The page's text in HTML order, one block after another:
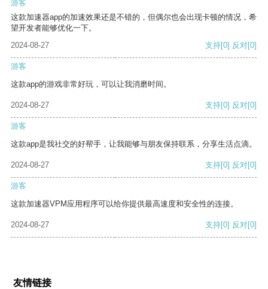
游客
这款加速器app的加速效果还是不错的，但偶尔也会出现卡顿的情况，希
望开发者能够优化一下。
2024-08-27
支持[0] 反对[0]
游客
这款app的游戏非常好玩，可以让我消磨时间。
2024-08-27 支持[0] 反对[0]
游客
这款app是我社交的好帮手，让我能够与朋友保持联系，分享生活点滴。
2024-08-27 支持[0] 反对[0]
游客
这款加速器VPM应用程序可以给你提供最高速度和安全性的连接。
2024-08-27 支持[0] 反对[0]
友情链接